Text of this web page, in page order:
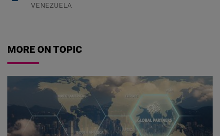
VENEZUELA
MORE ON TOPIC